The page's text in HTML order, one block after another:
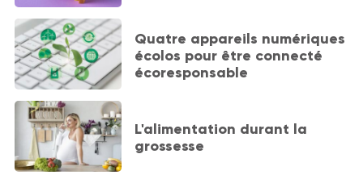
Quatre appareils numériques
écolos pour être connecté
écoresponsable
L'alimentation durant la
grossesse